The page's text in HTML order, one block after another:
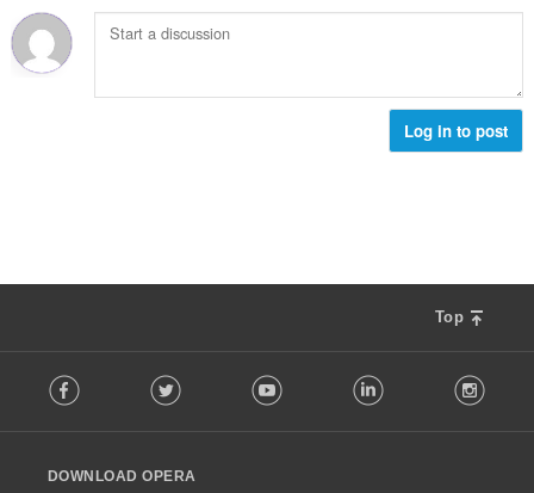
Log in to post
Top
o
w
Facebook Twitter Youtube LinkedIn
DOWNLOAD OPERA